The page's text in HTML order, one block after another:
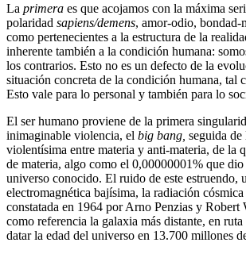
La primera es que acojamos con la máxima
polaridad sapiens/demens, amor-odio, bondad-
como pertenecientes a la estructura de la
inherente también a la condición humana:
los contrarios. Esto no es un defecto de la
situación concreta de la condición humana, tal
Esto vale para lo personal y también para lo
El ser humano proviene de la primera
inimaginable violencia, el big bang, seguida
violentísima entre materia y anti-materia, de la
de materia, algo como el 0,00000001% que
universo conocido. El ruido de este estruendo,
electromagnética bajísima, la radiación
constatada en 1964 por Arno Penzias y Robert
como referencia la galaxia más distante, en
datar la edad del universo en 13.700 millones